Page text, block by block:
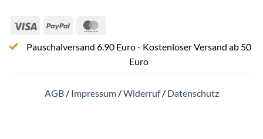
Visa PayPal
Pauschalversand 6.90 Euro - Kostenloser Versand ab 50
Euro
AGB/ Impressum/Widerruf/ Datenschutz